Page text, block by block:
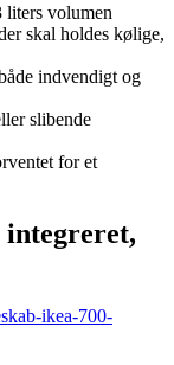
liters volumen
skal holdes kølige,
indvendigt og
slibende
for et
integreret,
ikea-700-